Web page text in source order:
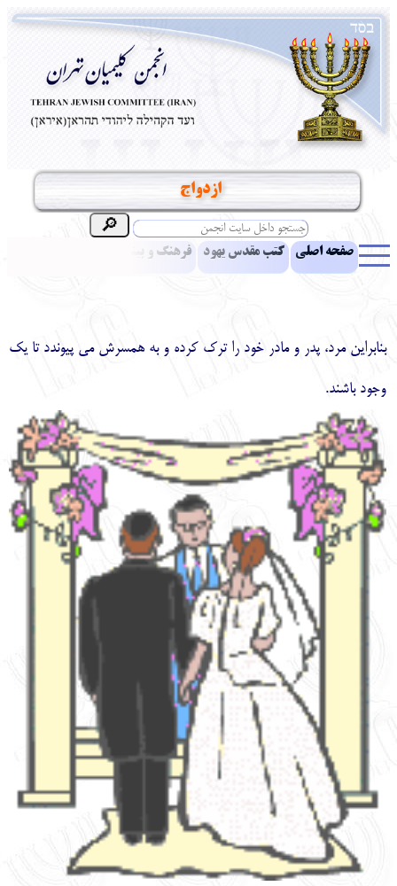
ازدواج
صفحه اصلی کتب مقدس یهود فرهنگ و بینش یهود
بنابراين مرد، پدر و مادر خود را ترك كرده و به همسرش مي پيوندد تا يك
وجود باشند.